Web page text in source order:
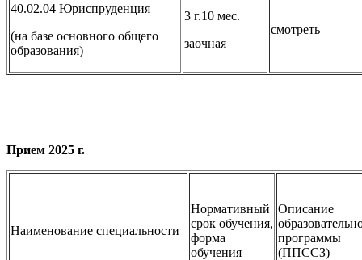
40.02.04 Юриспруденция
(на базе основного общего
образования)
3 г.10 мес.
заочная
смотреть
Прием 2025 г.
Наименование специальности
Нормативный
срок обучения,
форма
обучения
Описание
программы
(ППССЗ)